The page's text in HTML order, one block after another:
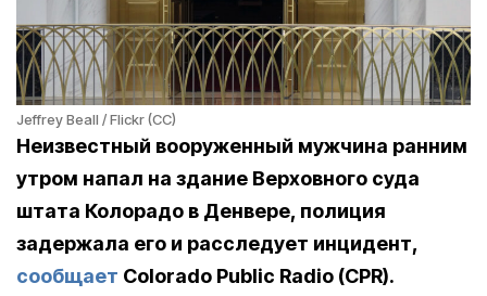
Jeffrey Beall / Flickr (CC)
Неизвестный вооруженный мужчина ранним
утром напал на здание Верховного суда
штата Колорадо в Денвере, полиция
задержала его и расследует инцидент,
сообщает Colorado Public Radio (CPR).